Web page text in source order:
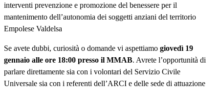
interventi prevenzione e promozione del benessere per il
mantenimento dell’autonomia dei soggetti anziani del territorio
Empolese Valdelsa
Se avete dubbi, curiosità o domande vi aspettiamo giovedì 19
gennaio alle ore 18:00 presso il MMAB. Avrete l’opportunità di
parlare direttamente sia con i volontari del Servizio Civile
Universale sia con i referenti dell’ARCI e delle sede di attuazione